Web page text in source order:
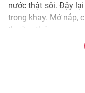
nước thật sôi. Đậy
trong khay. Mở nắp,
thưởng thức.